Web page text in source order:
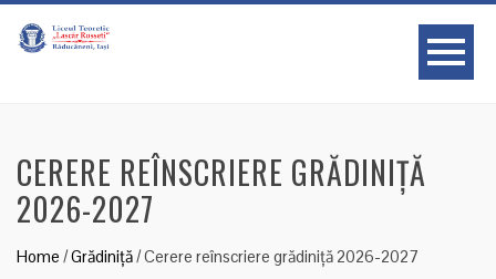
CERERE REÎNSCRIERE GRĂDINIȚĂ
2026-2027
Home /Grădiniță/Cerere reînscriere grădiniță 2026-2027